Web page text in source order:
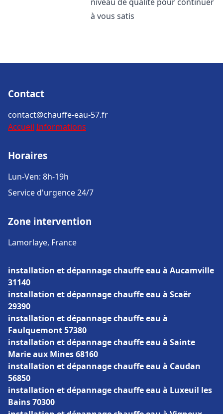
à vous satis
Contact
contact@chauffe-eau-57.fr
Accueil Informations
Horaires
Lun-Ven: 8h-19h
Service d'urgence 24/7
Zone intervention
Lamorlaye, France
installation et dépannage chauffe eau à Aucamville
31140
installation et dépannage chauffe eau à Scaër
29390
installation et dépannage chauffe eau à
Faulquemont 57380
installation et dépannage chauffe eau à Sainte
Marie aux Mines 68160
installation et dépannage chauffe eau à Caudan
56850
installation et dépannage chauffe eau à Luxeuil les
Bains 70300